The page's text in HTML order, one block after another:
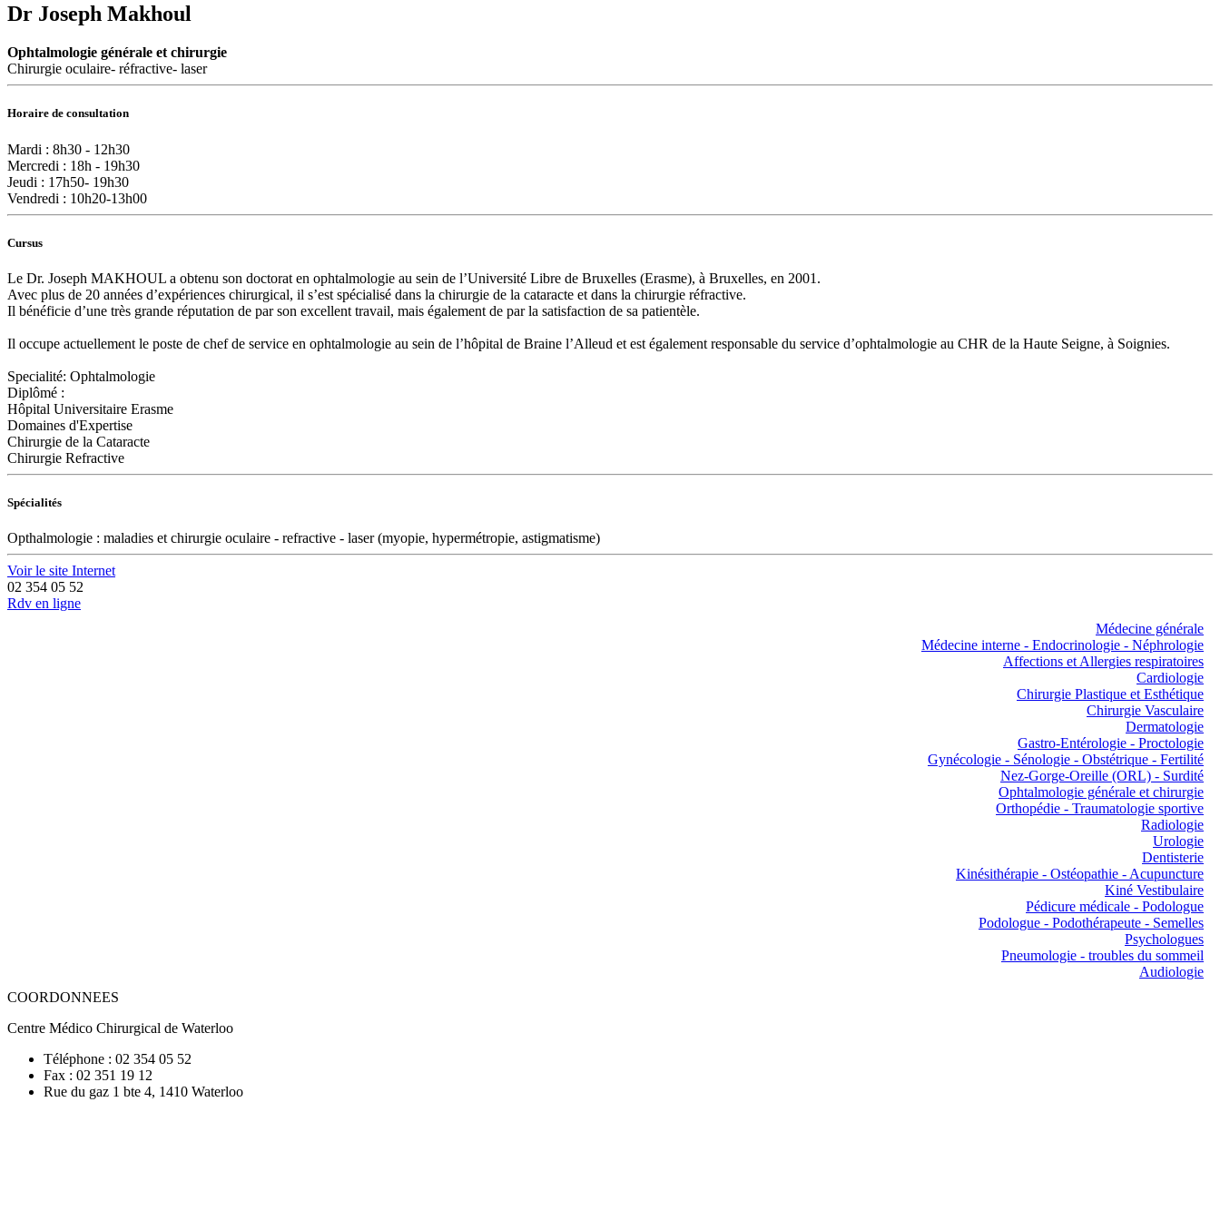
Dr Joseph Makhoul
Ophtalmologie générale et chirurgie
Chirurgie oculaire- réfractive- laser
Horaire de consultation
Mardi : 8h30 - 12h30
Mercredi : 18h - 19h30
Jeudi : 17h50- 19h30
Vendredi : 10h20-13h00
Cursus
Le Dr. Joseph MAKHOUL a obtenu son doctorat en ophtalmologie au sein de l’Université Libre de Bruxelles (Erasme), à Bruxelles, en 2001.
Avec plus de 20 années d’expériences chirurgical, il s’est spécialisé dans la chirurgie de la cataracte et dans la chirurgie réfractive.
Il bénéficie d’une très grande réputation de par son excellent travail, mais également de par la satisfaction de sa patientèle.
Il occupe actuellement le poste de chef de service en ophtalmologie au sein de l’hôpital de Braine l’Alleud et est également responsable du service d’ophtalmologie au CHR de la Haute Seigne, à Soignies.
Specialité: Ophtalmologie
Diplômé :
Hôpital Universitaire Erasme
Domaines d'Expertise
Chirurgie de la Cataracte
Chirurgie Refractive
Spécialités
Opthalmologie : maladies et chirurgie oculaire - refractive - laser (myopie, hypermétropie, astigmatisme)
Voir le site Internet
02 354 05 52
Rdv en ligne
Médecine générale
Médecine interne - Endocrinologie - Néphrologie
Affections et Allergies respiratoires
Cardiologie
Chirurgie Plastique et Esthétique
Chirurgie Vasculaire
Dermatologie
Gastro-Entérologie - Proctologie
Gynécologie - Sénologie - Obstétrique - Fertilité
Nez-Gorge-Oreille (ORL) - Surdité
Ophtalmologie générale et chirurgie
Orthopédie - Traumatologie sportive
Radiologie
Urologie
Dentisterie
Kinésithérapie - Ostéopathie - Acupuncture
Kiné Vestibulaire
Pédicure médicale - Podologue
Podologue - Podothérapeute - Semelles
Psychologues
Pneumologie - troubles du sommeil
Audiologie
COORDONNEES
Centre Médico Chirurgical de Waterloo
Téléphone : 02 354 05 52
Fax : 02 351 19 12
Rue du gaz 1 bte 4, 1410 Waterloo